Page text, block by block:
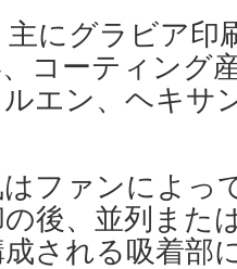
にグラビア印
コーティング
エン、ヘキサ
ファンによっ
後、並列また
される吸着部